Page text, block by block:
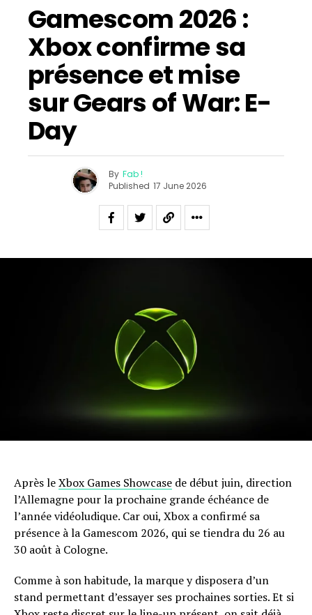
Gamescom 2026 :
Xbox confirme sa
présence et mise
sur Gears of War: E-
Day
By Fab !
Published 17 June 2026
Après leXbox Games Showcase de début juin, direction
l’Allemagne pour la prochaine grande échéance de
l’année vidéoludique. Car oui, Xbox a confirmé sa
présence à la Gamescom 2026, qui se tiendra du 26 au
30 août à Cologne.
Comme à son habitude, la marque y disposera d’un
stand permettant d’essayer ses prochaines sorties. Et si